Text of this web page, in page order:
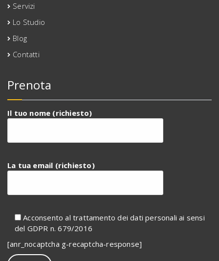
Servizi
Lo Studio
Blog
Contatti
Prenota
Il tuo nome (richiesto)
La tua email (richiesto)
Acconsento al trattamento dei dati personali ai sensi
del GDPR n. 679/2016
[anr_nocaptcha g-recaptcha-response]